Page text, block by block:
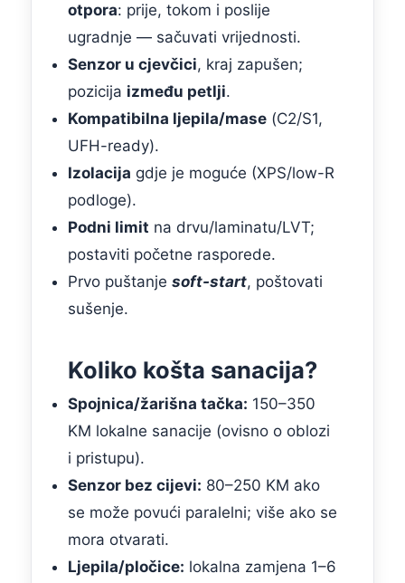
otpora: prije, tokom i poslije
ugradnje — sačuvati vrijednosti.
Senzor u cjevčici, kraj zapušen;
pozicija između petlji.
Kompatibilna ljepila/masе (C2/S1,
UFH-ready).
Izolacija gdje je moguće (XPS/low-R
podloge).
Podni limit na drvu/laminatu/LVT;
postaviti početne rasporede.
Prvo puštanje soft-start, poštovati
sušenje.
Koliko košta sanacija?
Spojnica/žarišna tačka: 150–350
KM lokalne sanacije (ovisno o oblozi
i pristupu).
Senzor bez cijevi: 80–250 KM ako
se može povući paralelni; više ako se
mora otvarati.
Ljepila/pločice: lokalna zamjena 1–6